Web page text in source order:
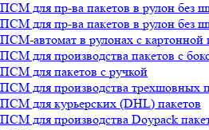
ПСМ для пр-ва пакетов в рулон без
ПСМ для пр-ва пакетов в рулон без
ПСМ-автомат в рулонах с картонной
ПСМ для производства пакетов с
ПСМ для пакетов с ручкой
ПСМ для производства трехшовных
ПСМ для курьерских (DHL) пакетов
ПСМ для производства Doypack